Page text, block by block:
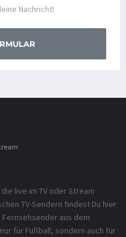
Nachricht!
live im TV oder Stream
TV-Sendern findest Du hier
aus dem
für Fußball, sondern auch für